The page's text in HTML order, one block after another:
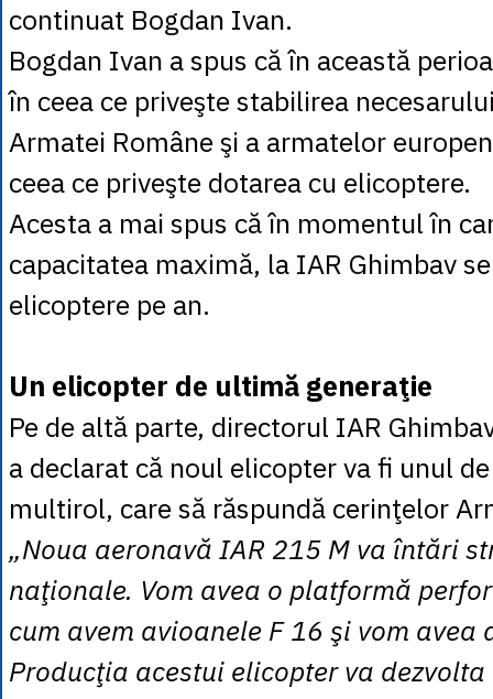
continuat Bogdan Ivan.
Bogdan Ivan a spus că în această
în ceea ce priveşte stabilirea
Armatei Române şi a armatelor
ceea ce priveşte dotarea cu elicoptere.
Acesta a mai spus că în momentul în
capacitatea maximă, la IAR Ghimbav
elicoptere pe an.
Un elicopter de ultimă generaţie
Pe de altă parte, directorul IAR
a declarat că noul elicopter va fi unul
multirol, care să răspundă cerinţelor
„Noua aeronavă IAR 215 M va întări
naţionale. Vom avea o platformă
cum avem avioanele F 16 şi vom avea
Producţia acestui elicopter va